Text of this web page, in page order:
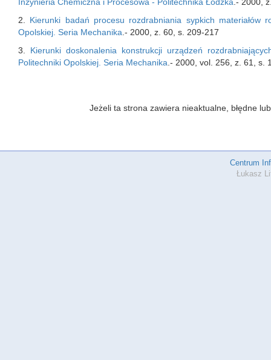
2. Kierunki badań procesu rozdrabniania sypkich materiałów
Opolskiej. Seria Mechanika .- 2000, z. 60, s. 209-217
3. Kierunki doskonalenia konstrukcji urządzeń
Politechniki Opolskiej. Seria Mechanika .- 2000, vol. 256, z. 61, s.
Jeżeli ta strona zawiera nieaktualne, błędne
Centrum
Łukasz